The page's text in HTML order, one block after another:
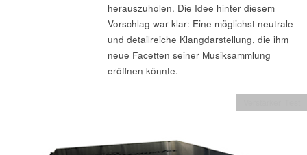
herauszuholen. Die Idee hinter diesem
Vorschlag war klar: Eine möglichst neutrale
und detailreiche Klangdarstellung, die ihm
neue Facetten seiner Musiksammlung
eröffnen könnte.